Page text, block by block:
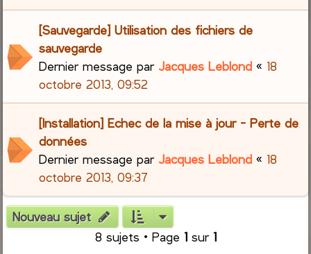
[Sauvegarde] Utilisation des fichiers de
sauvegarde
Dernier message parJacques Leblond « 18
octobre 2013, 09:52
[Installation] Echec de la mise à jour - Perte de
données
Dernier message parJacques Leblond « 18
octobre 2013, 09:37
Nouveau sujet
8 sujets • Page 1sur 1